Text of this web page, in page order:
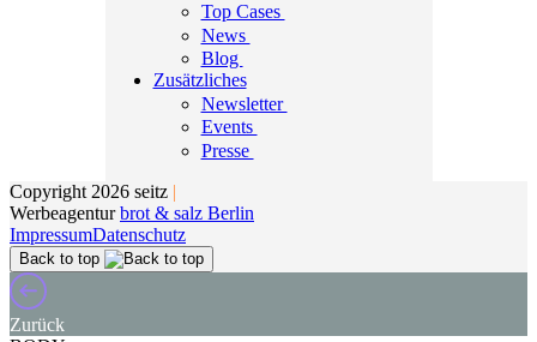
Top Cases
News
Blog
Zusätzliches
Newsletter
Events
Presse
Copyright 2026 seitz |
Werbeagenturbrot & salz Berlin
ImpressumDatenschutz
Back to top
Zurück